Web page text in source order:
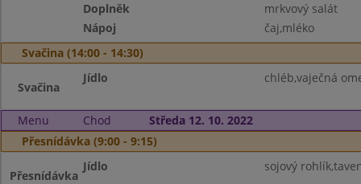
Doplněk
mrkvový salát
Nápoj
čaj,mléko
Svačina (14:00 - 14:30)
Svačina
Jídlo chléb,vaječná
Menu Chod
Středa 12. 10. 2022
Přesnídávka (9:00 - 9:15)
Přesnídávka
Jídlo sojový